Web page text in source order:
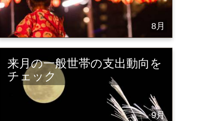
8月
来月の一般世帯の支出動向を
チェック
9月